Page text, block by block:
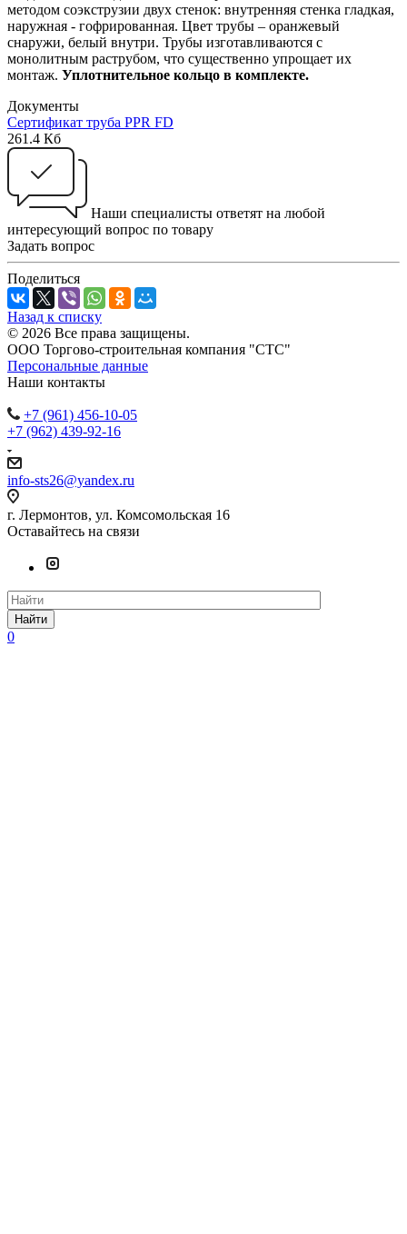
методом соэкструзии двух стенок: внутренняя стенка гладкая,
наружная - гофрированная. Цвет трубы – оранжевый
снаружи, белый внутри. Трубы изготавливаются с
монолитным раструбом, что существенно упрощает их
монтаж. Уплотнительное кольцо в комплекте.
Документы
Сертификат труба PPR FD
261.4 Кб
Наши специалисты ответят на любой
интересующий вопрос по товару
Задать вопрос
Поделиться
Назад к списку
© 2026 Все права защищены.
ООО Торгово-строительная компания "СТС"
Персональные данные
Наши контакты
+7 (961) 456-10-05
+7 (962) 439-92-16
info-sts26@yandex.ru
г. Лермонтов, ул. Комсомольская 16
Оставайтесь на связи
Найти
0